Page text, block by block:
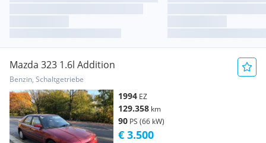
Mazda 323 1.6l Addition
Benzin, Schaltgetriebe
1994 EZ
129.358 km
90 PS (66 kW)
€ 3.500